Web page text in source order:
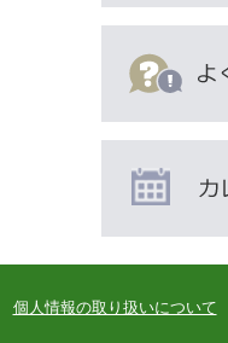
個人情報の取り扱いについて